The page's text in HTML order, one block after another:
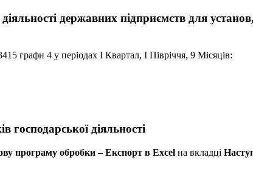
державних підприємств для
графи 4 у періодах І Квартал, І Півріччя, 9 Місяців:
господарської діяльності
програму обробки – Експорт в Excel на вкладці